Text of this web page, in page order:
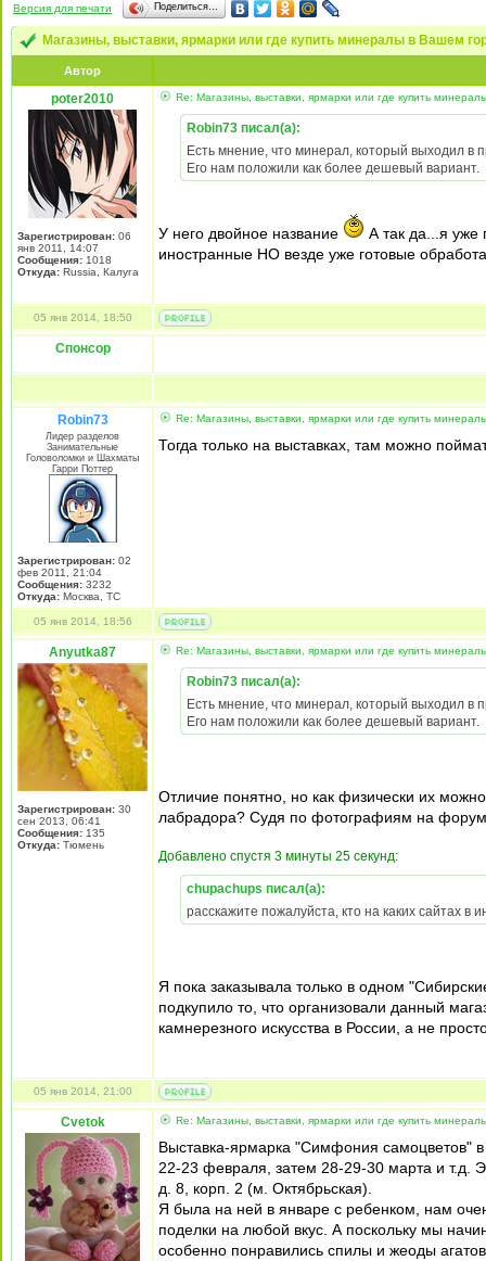
Версия для печати Поделиться…
Магазины, выставки, ярмарки или где купить минералы в Вашем
Автор
poter2010
Зарегистрирован: 06
янв 2011, 14:07
Сообщения: 1018
Откуда: Russia, Калуга
Re: Магазины, выставки, ярмарки или где купить
Robin73 писал(а):
Есть мнение, что минерал, который выходил
Его нам положили как более дешевый вариант.
У него двойное название
А так да...я уже
иностранные НО везде уже готовые
05 янв 2014, 18:50
Спонсор
Robin73
Лидер разделов
Занимательные
Головоломки и Шахматы
Гарри Поттер
Зарегистрирован: 02
фев 2011, 21:04
Сообщения: 3232
Откуда: Москва, ТС
Re: Магазины, выставки, ярмарки или где купить
Тогда только на выставках, там можно
05 янв 2014, 18:56
Anyutka87
Зарегистрирован: 30
сен 2013, 06:41
Сообщения: 135
Откуда: Тюмень
Re: Магазины, выставки, ярмарки или где купить
Robin73 писал(а):
Есть мнение, что минерал, который выходил
Его нам положили как более дешевый вариант.
Отличие понятно, но как физически их
лабрадора? Судя по фотографиям на
Добавлено спустя 3 минуты 25 секунд:
chupachups писал(а):
расскажите пожалуйста, кто на каких сайтах в
Я пока заказывала только в одном
подкупило то, что организовали данный
камнерезного искусства в России, а не
05 янв 2014, 21:00
Cvetok Re: Магазины, выставки, ярмарки или где купить
Выставка-ярмарка "Симфония самоцветов"
22-23 февраля, затем 28-29-30 марта и т.д.
д. 8, корп. 2 (м. Октябрьская).
Я была на ней в январе с ребенком, нам
поделки на любой вкус. А поскольку мы
особенно понравились спилы и жеоды